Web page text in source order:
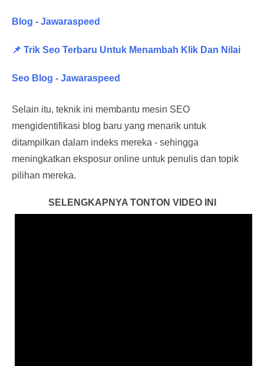
Blog - Jawaraspeed
📌 Trik Seo Terbaru Untuk Menambah Klik Dan Nilai
Seo Blog - Jawaraspeed
Selain itu, teknik ini membantu mesin SEO
mengidentifikasi blog baru yang menarik untuk
ditampilkan dalam indeks mereka - sehingga
meningkatkan eksposur online untuk penulis dan topik
pilihan mereka.
SELENGKAPNYA TONTON VIDEO INI